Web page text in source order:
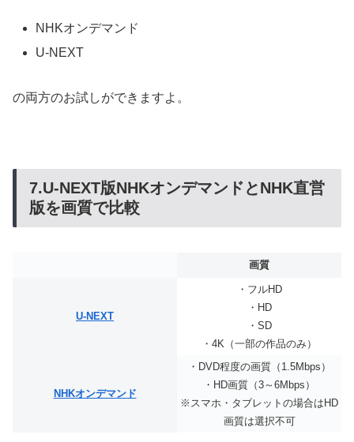
NHKオンデマンド
U-NEXT
の両方のお試しができますよ。
7.U-NEXT版NHKオンデマンドとNHK直営
版を画質で比較
画質
U-NEXT
・フルHD
・HD
・SD
・4K（一部の作品のみ）
NHKオンデマンド
・DVD程度の画質（1.5Mbps）
・HD画質（3～6Mbps）
※スマホ・タブレットの場合はHD
画質は選択不可